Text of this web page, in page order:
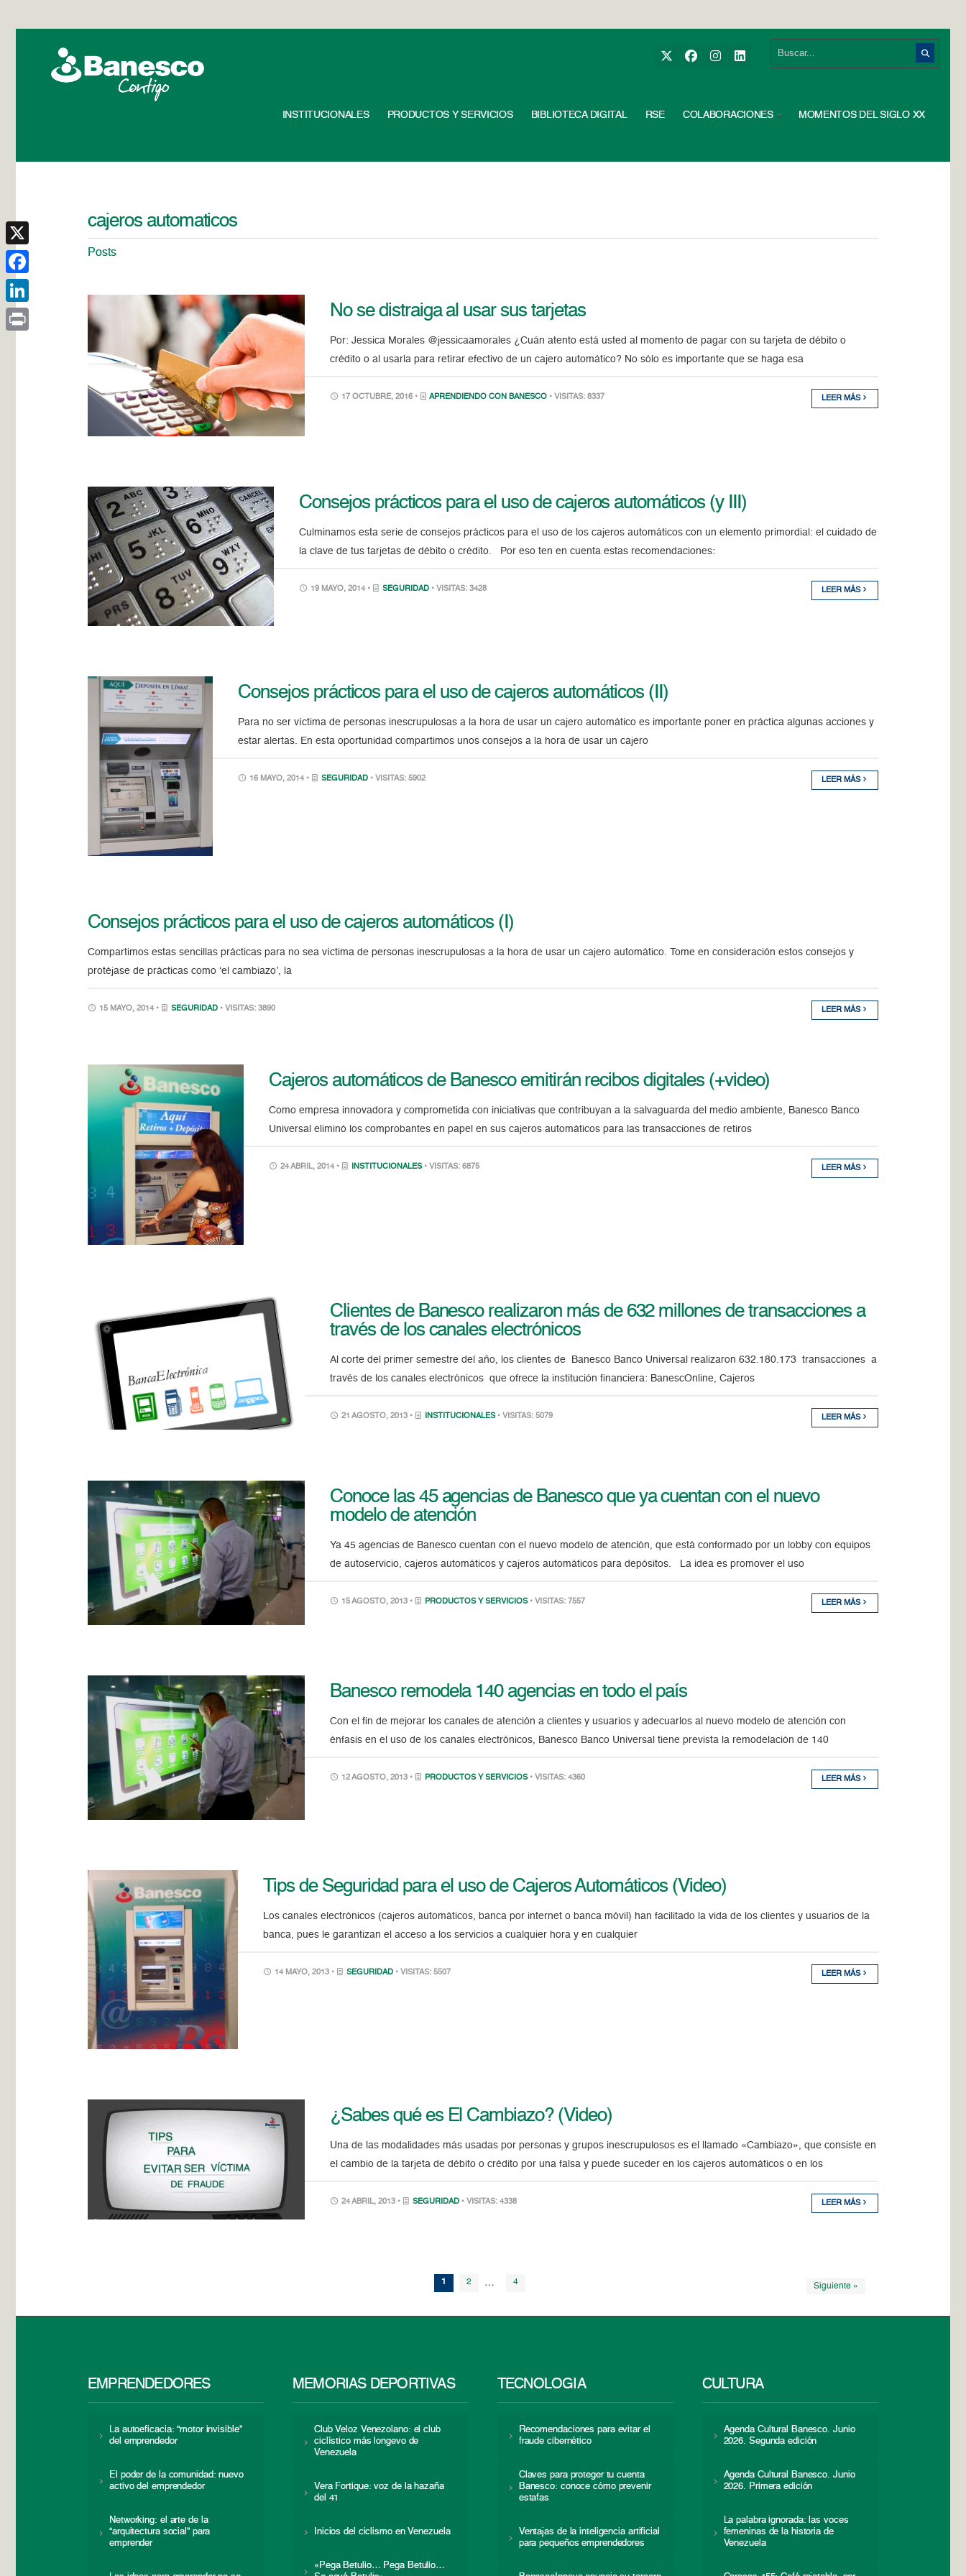
INSTITUCIONALES PRODUCTOS Y SERVICIOS BIBLIOTECA DIGITAL RSE COLABORACIONES MOMENTOS DEL SIGLO XX
cajeros automaticos
Posts
No se distraiga al usar sus tarjetas
Por: Jessica Morales @jessicaamorales ¿Cuán atento está usted al momento de pagar con su tarjeta de débito o
crédito o al usarla para retirar efectivo de un cajero automático? No sólo es importante que se haga esa
17 OCTUBRE, 2016 • APRENDIENDO CON BANESCO • VISITAS: 8337 LEER MÁS
Consejos prácticos para el uso de cajeros automáticos (y III)
Culminamos esta serie de consejos prácticos para el uso de los cajeros automáticos con un elemento primordial: el cuidado de
la clave de tus tarjetas de débito o crédito. Por eso ten en cuenta estas recomendaciones:
19 MAYO, 2014 • SEGURIDAD • VISITAS: 3428 LEER MÁS
Consejos prácticos para el uso de cajeros automáticos (II)
Para no ser víctima de personas inescrupulosas a la hora de usar un cajero automático es importante poner en práctica algunas acciones y
estar alertas. En esta oportunidad compartimos unos consejos a la hora de usar un cajero
16 MAYO, 2014 • SEGURIDAD • VISITAS: 5902 LEER MÁS
Consejos prácticos para el uso de cajeros automáticos (I)
Compartimos estas sencillas prácticas para no sea víctima de personas inescrupulosas a la hora de usar un cajero automático. Tome en consideración estos consejos y
protéjase de prácticas como ‘el cambiazo’, la
15 MAYO, 2014 • SEGURIDAD • VISITAS: 3890 LEER MÁS
Cajeros automáticos de Banesco emitirán recibos digitales (+video)
Como empresa innovadora y comprometida con iniciativas que contribuyan a la salvaguarda del medio ambiente, Banesco Banco
Universal eliminó los comprobantes en papel en sus cajeros automáticos para las transacciones de retiros
24 ABRIL, 2014 • INSTITUCIONALES • VISITAS: 6875 LEER MÁS
Clientes de Banesco realizaron más de 632 millones de transacciones a
través de los canales electrónicos
Al corte del primer semestre del año, los clientes de Banesco Banco Universal realizaron 632.180.173 transacciones a
través de los canales electrónicos que ofrece la institución financiera: BanescOnline, Cajeros
21 AGOSTO, 2013 • INSTITUCIONALES • VISITAS: 5079 LEER MÁS
Conoce las 45 agencias de Banesco que ya cuentan con el nuevo
modelo de atención
Ya 45 agencias de Banesco cuentan con el nuevo modelo de atención, que está conformado por un lobby con equipos
de autoservicio, cajeros automáticos y cajeros automáticos para depósitos. La idea es promover el uso
15 AGOSTO, 2013 • PRODUCTOS Y SERVICIOS • VISITAS: 7557 LEER MÁS
Banesco remodela 140 agencias en todo el país
Con el fin de mejorar los canales de atención a clientes y usuarios y adecuarlos al nuevo modelo de atención con
énfasis en el uso de los canales electrónicos, Banesco Banco Universal tiene prevista la remodelación de 140
12 AGOSTO, 2013 • PRODUCTOS Y SERVICIOS • VISITAS: 4360 LEER MÁS
Tips de Seguridad para el uso de Cajeros Automáticos (Video)
Los canales electrónicos (cajeros automáticos, banca por internet o banca móvil) han facilitado la vida de los clientes y usuarios de la
banca, pues le garantizan el acceso a los servicios a cualquier hora y en cualquier
14 MAYO, 2013 • SEGURIDAD • VISITAS: 5507 LEER MÁS
¿Sabes qué es El Cambiazo? (Video)
Una de las modalidades más usadas por personas y grupos inescrupulosos es el llamado «Cambiazo», que consiste en
el cambio de la tarjeta de débito o crédito por una falsa y puede suceder en los cajeros automáticos o en los
24 ABRIL, 2013 • SEGURIDAD • VISITAS: 4338 LEER MÁS
1 2 … 4
Siguiente »
EMPRENDEDORES
La autoeficacia: “motor invisible”
del emprendedor
El poder de la comunidad: nuevo
activo del emprendedor
Networking: el arte de la
“arquitectura social” para
emprender
MEMORIAS DEPORTIVAS
Club Veloz Venezolano: el club
ciclístico más longevo de
Venezuela
Vera Fortique: voz de la hazaña
del 41
Inicios del ciclismo en Venezuela
«Pega Betulio… Pega Betulio…
TECNOLOGÍA
Recomendaciones para evitar el
fraude cibernético
Claves para proteger tu cuenta
Banesco: conoce cómo prevenir
estafas
Ventajas de la inteligencia artificial
para pequeños emprendedores
CULTURA
Agenda Cultural Banesco. Junio
2026. Segunda edición
Agenda Cultural Banesco. Junio
2026. Primera edición
La palabra ignorada: las voces
femeninas de la historia de
Venezuela
X
Facebook
LinkedIn